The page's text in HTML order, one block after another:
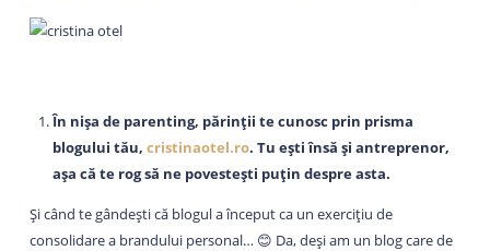
În nișa de parenting, părinții te cunosc prin prisma
blogului tău, cristinaotel.ro. Tu ești însă și antreprenor,
așa că te rog să ne povestești puțin despre asta.
Și când te gândești că blogul a început ca un exercițiu de
consolidare a brandului personal… 😊 Da, deși am un blog care de